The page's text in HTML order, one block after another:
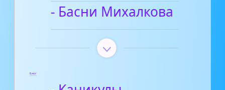
- Басни Михалкова
Блог